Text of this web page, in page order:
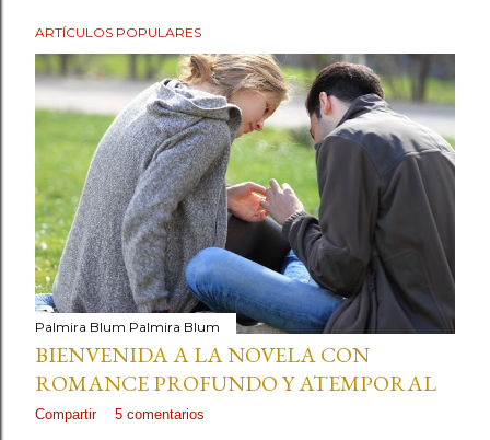
ARTÍCULOS POPULARES
Palmira Blum Palmira Blum
BIENVENIDA A LA NOVELA CON
ROMANCE PROFUNDO Y ATEMPORAL
Compartir 5 comentarios